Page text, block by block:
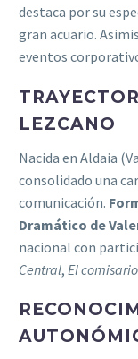
destaca por su
gran acuario.
eventos
LEZCANO
Nacida en Aldaia
consolidado una
comunicación.
Dramático de
nacional con
Central, El comisario